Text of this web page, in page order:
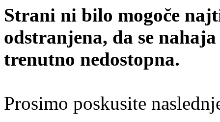
Strani ni bilo mogoče
odstranjena, da se
trenutno nedostopna.
Prosimo poskusite